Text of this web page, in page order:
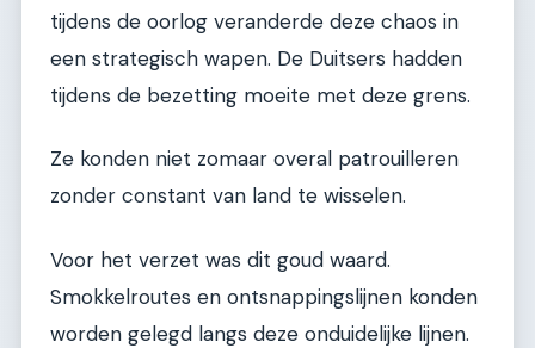
tijdens de oorlog veranderde deze chaos in
een strategisch wapen. De Duitsers hadden
tijdens de bezetting moeite met deze grens.
Ze konden niet zomaar overal patrouilleren
zonder constant van land te wisselen.
Voor het verzet was dit goud waard.
Smokkelroutes en ontsnappingslijnen konden
worden gelegd langs deze onduidelijke lijnen.